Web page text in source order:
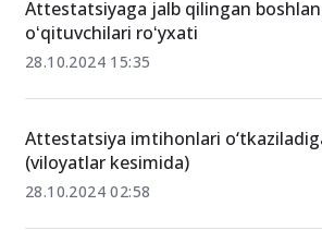
Attestatsiyaga jalb qilingan
oʻqituvchilari roʻyxati
28.10.2024 15:35
Attestatsiya imtihonlari
(viloyatlar kesimida)
28.10.2024 02:58